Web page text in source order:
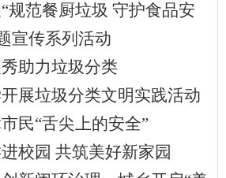
“规范餐厨垃圾 守护食品安
宣传系列活动
助力垃圾分类
展垃圾分类文明实践活动
民“舌尖上的安全”
校园 共筑美好新家园